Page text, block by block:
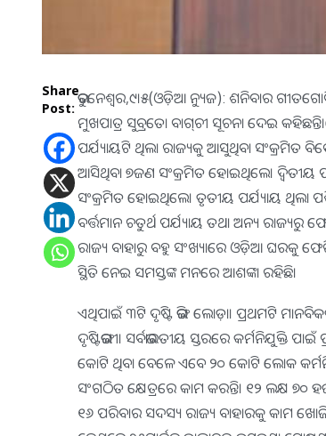
Share
Post:
ଭୁବନେଶ୍ୱର,୯।୫(ଓଡ଼ିଆ ନ୍ୟୁଜ): ଶନିବାର
ମୁଖପାତ୍ର ସୁବ୍ରତୋ ବାଗ୍‌ଚୀ ସୂଚନା ଦେଇ
ପର୍ଯ୍ୟାୟଟି ଥିଲା ରାଜ୍ୟକୁ ଆସୁଥିବା ସଂକ୍ରମିତ
ଆସିଥିବା ୭ଜଣ ସଂକ୍ରମିତ ହୋଇଥିଲେ। ଦ୍ୱିତୀୟ
ସଂକ୍ରମିତ ହୋଇଥିଲେ। ତୃତୀୟ ପର୍ଯ୍ୟାୟ ଥିଲା
ବର୍ତ୍ତମାନ ଚତୁର୍ଥ ପର୍ଯ୍ୟାୟ ତଥା ଅନ୍ୟ ରାଜ୍ୟରୁ
ରାଜ୍ୟ ବାହାରୁ ବହୁ ସଂଖ୍ୟାରେ ଓଡ଼ିଆ ଘରକୁ
ସ୍ଥିତି ନେଇ ସମସ୍ତଙ୍କ ମନରେ ଆଶଙ୍କା ରହିଛି।
ଏଥିପାଇଁ ୩ଟି ଦୃଷ୍ଟି ଭଙ୍ଗି ଲୋଡ଼ା। ପ୍ରଥମଟି
ଦୃଷ୍ଟିଭଙ୍ଗୀ। ସର୍ବଭାରତୀୟ ସ୍ତରରେ କର୍ମନିଯୁକ୍ତି
କୋଟି ଥିବା ବେଳେ ଏବେ ୨୦ କୋଟି ଲୋକ
ସଂଗଠିତ କ୍ଷେତ୍ରରେ କାମ କରନ୍ତି। ୧୨ ଲକ୍ଷ ୭୦
୧୬ ପରିବାର ସଦସ୍ୟ ରାଜ୍ୟ ବାହାରକୁ କାମ